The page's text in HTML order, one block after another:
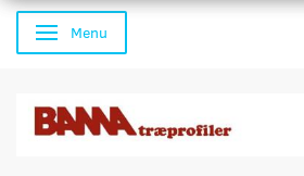
Skifte navigation
Menu